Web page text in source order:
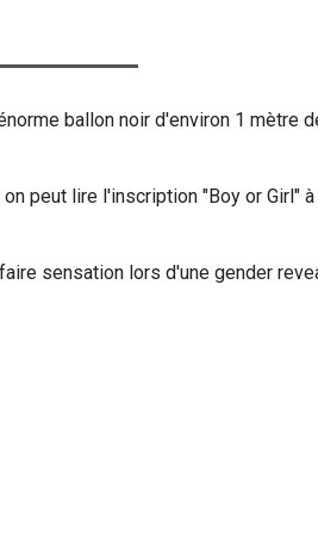
ballon noir d'environ 1 mètre
peut lire l'inscription "Boy or Girl" à
sensation lors d'une gender